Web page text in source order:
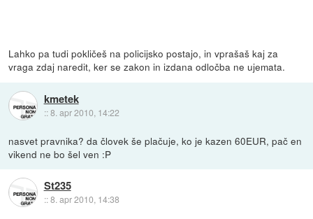
Lahko pa tudi pokličeš na policijsko postajo, in vprašaš kaj za
vraga zdaj naredit, ker se zakon in izdana odločba ne ujemata.
kmetek
::8. apr 2010, 14:22
nasvet pravnika? da človek še plačuje, ko je kazen 60EUR, pač en
vikend ne bo šel ven :P
St235
::8. apr 2010, 14:38